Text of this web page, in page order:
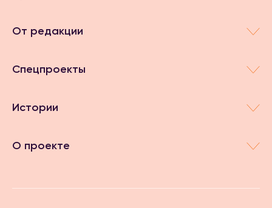
От редакции
Спецпроекты
Истории
О проекте